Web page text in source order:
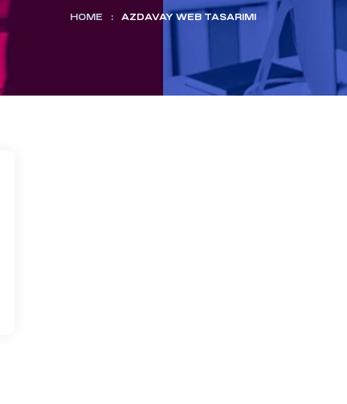
HOME : AZDAVAY WEB TASARIMI